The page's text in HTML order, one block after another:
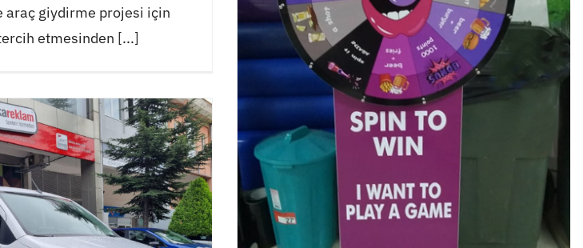
araç giydirme projesi için
etmesinden [...]